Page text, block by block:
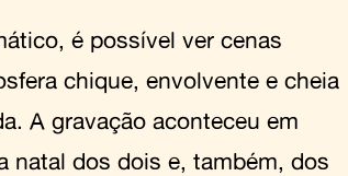
é possível ver cenas
chique, envolvente e cheia
A gravação aconteceu em
natal dos dois e, também, dos